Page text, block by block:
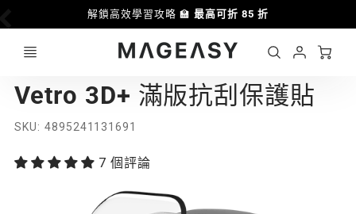
解鎖高效學習攻略 🏫 最高可折 85 折
Account
Login
MAGEASY
Vetro 3D+ 滿版抗刮保護貼
SKU 4895241131691
7 個評論